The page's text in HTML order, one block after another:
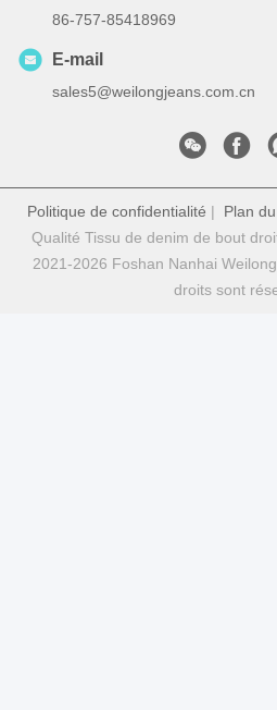
86-757-85418969
E-mail
sales5@weilongjeans.com.cn
Politique de confidentialité | Plan
Qualité Tissu de denim de bout
2021-2026 Foshan Nanhai
droits sont